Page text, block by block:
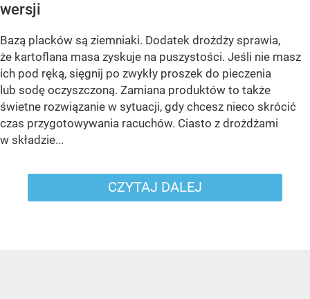
wersji
Bazą placków są ziemniaki. Dodatek drożdży sprawia,
że kartoflana masa zyskuje na puszystości. Jeśli nie masz
ich pod ręką, sięgnij po zwykły proszek do pieczenia
lub sodę oczyszczoną. Zamiana produktów to także
świetne rozwiązanie w sytuacji, gdy chcesz nieco skrócić
czas przygotowywania racuchów. Ciasto z drożdżami
w składzie...
CZYTAJ DALEJ